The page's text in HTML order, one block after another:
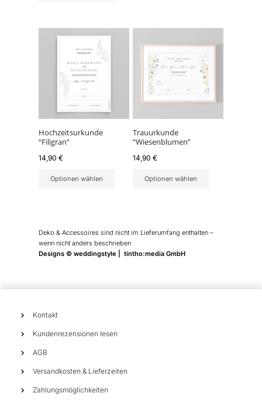
Hochzeitsurkunde
“Filigran”
14,90 €
Optionen wählen
Trauurkunde
“Wiesenblumen”
14,90€
Optionen wählen
Deko & Accessoires sind nicht im Lieferumfang enthalten –
wenn nicht anders beschrieben
Designs © weddingstyle | tintho:media GmbH
Kontakt
Kundenrezensionen lesen
AGB
Versandkosten & Lieferzeiten
Zahlungsmöglichkeiten